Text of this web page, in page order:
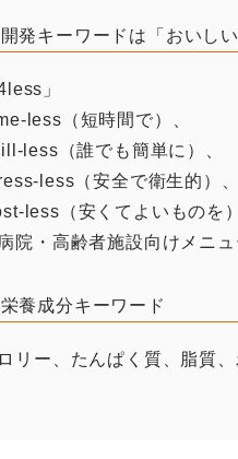
開発キーワードは「おいし
」
less（短時間で）、
less（誰でも簡単に）、
less（安全で衛生的）、
less（安くてよいものを）
院・高齢者施設向けメニュ
栄養成分キーワード
リー、たんぱく質、脂質